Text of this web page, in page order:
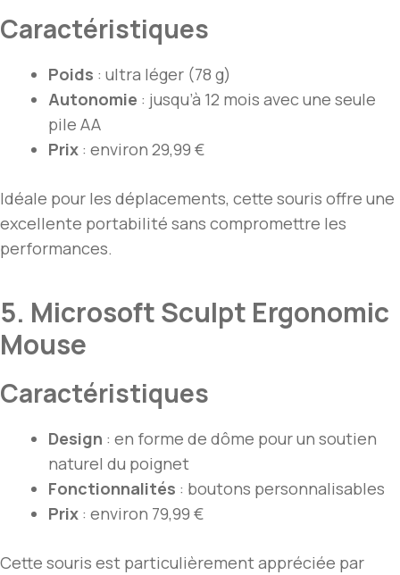
Caractéristiques
Poids : ultra léger (78 g)
Autonomie : jusqu’à 12 mois avec une seule
pile AA
Prix : environ 29,99 €
Idéale pour les déplacements, cette souris offre une
excellente portabilité sans compromettre les
performances.
5. Microsoft Sculpt Ergonomic
Mouse
Caractéristiques
Design : en forme de dôme pour un soutien
naturel du poignet
Fonctionnalités : boutons personnalisables
Prix : environ 79,99 €
Cette souris est particulièrement appréciée par